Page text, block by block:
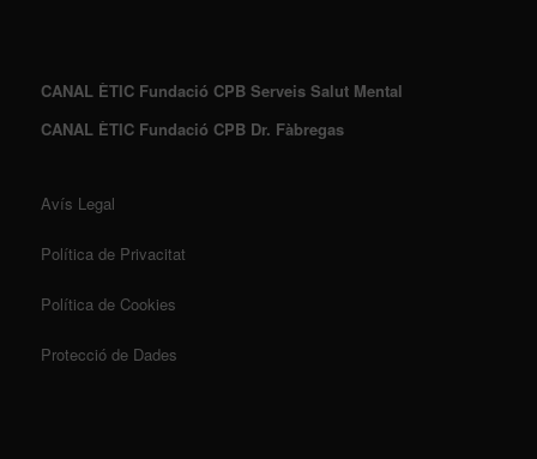
CANAL ÈTIC Fundació CPB Serveis Salut Mental
CANAL ÈTIC Fundació CPB Dr. Fàbregas
Avís Legal
Política de Privacitat
Política de Cookies
Protecció de Dades